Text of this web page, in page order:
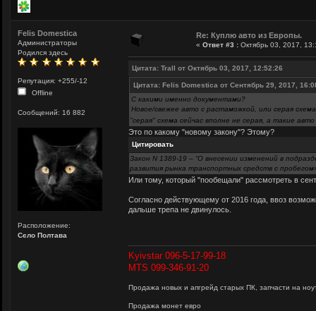
Felis Domestica
Администраторы
Родился здесь
Репутация: +255/-12
Offline
Сообщений: 16 882
Расположение:
Сєло Полтава
Re: Куплю авто из Европы.
« Ответ #3 : Октябрь 03, 2017,
Цитата: Trall от Октябрь 03, 2017, 12:52:26
Цитата: Felis Domestica от Сентябрь 29, 2017,
С какими именно документами?
Новое/свежее авто с растаможкой, или серая
"серая" схема сейчас вполне не серая, а такие
Это по какому "новому закону"? Этому?
Цитировать
Закон N 1389-19 – “О внесении изменений в
развития рынка транспортных средств с
Или тому, который "пообещали" рассмотреть в
Согласно действующему от 2016 года, ввоз
дальше трепа не двинулось.
Kyivstar 096-5-17-99-18
MTS 099-346-91-20
Продажа новых и апгрейд старых ПК, запчасти на
Продажа монет евро